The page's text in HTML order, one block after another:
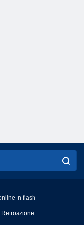
in flash
Retroazione